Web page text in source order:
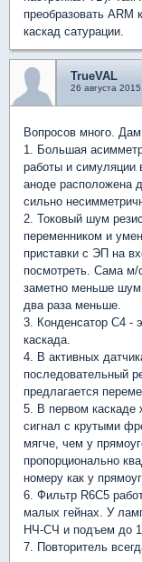
преобразовать
каскад сатурации.
TrueVAL
26 августа
Вопросов много. Дам
1. Большая
работы и симуляции
аноде расположена
сильно
2. Токовый шум
переменником и
приставки с ЭП на
посмотреть. Сама
заметно меньше
два раза меньше.
3. Конденсатор С4 -
каскада.
4. В активных
последовательный
предлагается
5. В первом каскаде
сигнал с крутыми
мягче, чем у
пропорционально
номеру как у
6. Фильтр R6C5
малых гейнах. У
НЧ-СЧ и подъем до
7. Повторитель